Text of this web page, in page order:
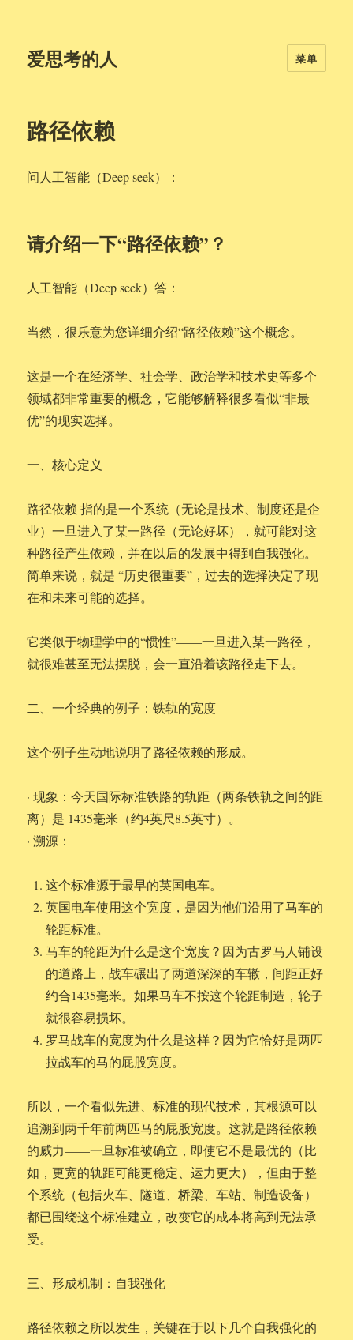
爱思考的人 菜单
路径依赖
问人工智能（Deep seek）：
请介绍一下“路径依赖”？
人工智能（Deep seek）答：
当然，很乐意为您详细介绍“路径依赖”这个概念。
这是一个在经济学、社会学、政治学和技术史等多个
领域都非常重要的概念，它能够解释很多看似“非最
优”的现实选择。
一、核心定义
路径依赖 指的是一个系统（无论是技术、制度还是企
业）一旦进入了某一路径（无论好坏），就可能对这
种路径产生依赖，并在以后的发展中得到自我强化。
简单来说，就是 “历史很重要”，过去的选择决定了现
在和未来可能的选择。
它类似于物理学中的“惯性”——一旦进入某一路径，
就很难甚至无法摆脱，会一直沿着该路径走下去。
二、一个经典的例子：铁轨的宽度
这个例子生动地说明了路径依赖的形成。
· 现象：今天国际标准铁路的轨距（两条铁轨之间的距
离）是 1435毫米（约4英尺8.5英寸）。
· 溯源：
这个标准源于最早的英国电车。
英国电车使用这个宽度，是因为他们沿用了马车的
轮距标准。
马车的轮距为什么是这个宽度？因为古罗马人铺设
的道路上，战车碾出了两道深深的车辙，间距正好
约合1435毫米。如果马车不按这个轮距制造，轮子
就很容易损坏。
罗马战车的宽度为什么是这样？因为它恰好是两匹
拉战车的马的屁股宽度。
所以，一个看似先进、标准的现代技术，其根源可以
追溯到两千年前两匹马的屁股宽度。这就是路径依赖
的威力——一旦标准被确立，即使它不是最优的（比
如，更宽的轨距可能更稳定、运力更大），但由于整
个系统（包括火车、隧道、桥梁、车站、制造设备）
都已围绕这个标准建立，改变它的成本将高到无法承
受。
三、形成机制：自我强化
路径依赖之所以发生，关键在于以下几个自我强化的